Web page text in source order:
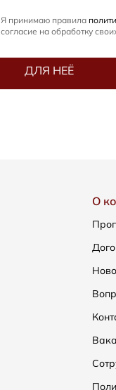
Я принимаю правила
согласие на обработку
ДЛЯ НЕЁ
О